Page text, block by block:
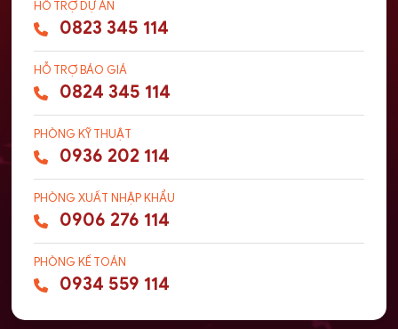
HỖ TRỢ DỰ ÁN
0823 345 114
HỖ TRỢ BÁO GIÁ
0824 345 114
PHÒNG KỸ THUẬT
0936 202 114
PHÒNG XUẤT NHẬP KHẨU
0906 276 114
PHÒNG KẾ TOÁN
0934 559 114